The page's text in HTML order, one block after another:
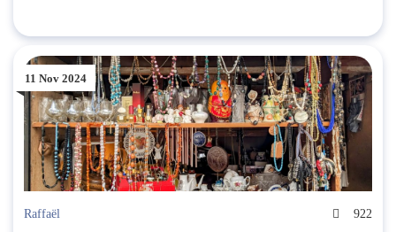
11 Nov 2024
Raffaël
922